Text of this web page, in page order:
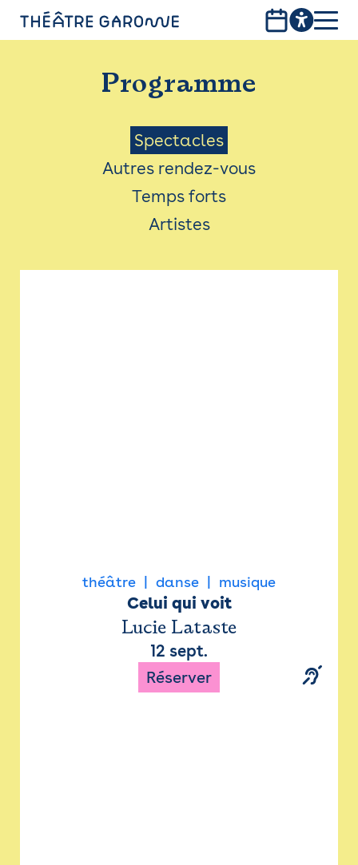
PROGRAMME
INFOS PRATIQUES
AVEC LES PUBLICS
ACCESSIBILITÉ
LES PRODUCTIONS
Programme
Menu
Saison
Spectacles
Autres rendez-vous
Temps forts
Artistes
théâtre danse musique
Celui qui voit
Lucie Lataste
12 sept.
Réserver